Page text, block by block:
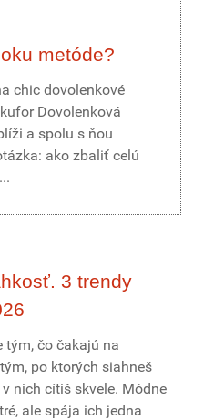
metóde?
chic dovolenkové
Dovolenková
a spolu s ňou
ako zbaliť celú
3 trendy
tým, čo čakajú na
po ktorých siahneš
nich cítiš skvele. Módne
ale spája ich jedna